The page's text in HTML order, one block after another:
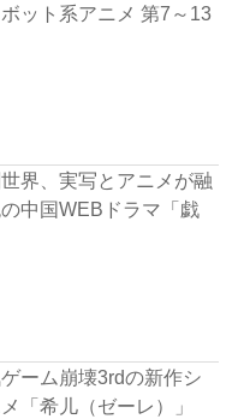
ット系アニメ 第7～13
界、実写とアニメが融
中国WEBドラマ「戯
ーム崩壊3rdの新作シ
「希儿（ゼーレ）」